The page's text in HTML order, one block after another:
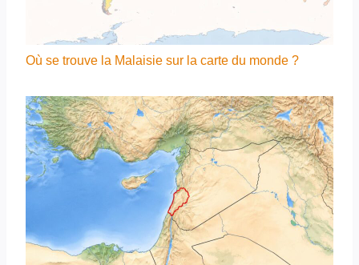
Où se trouve la Malaisie sur la carte du monde ?